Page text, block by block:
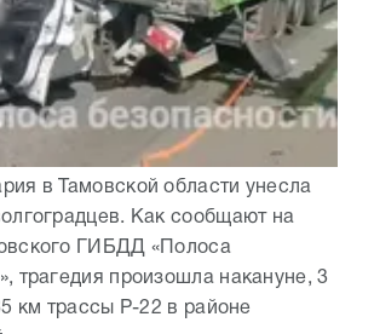
в Тамовской области унесла
Как сообщают на
ГИБДД «Полоса
трагедия произошла накануне, 3
км трассы Р-22 в районе